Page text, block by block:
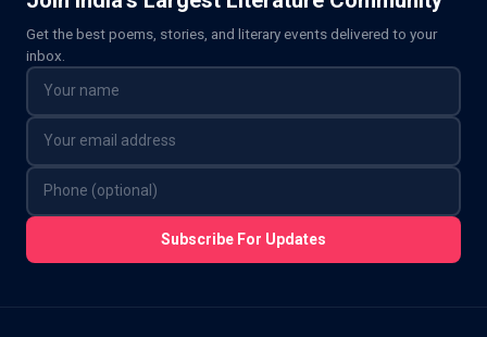
Get the best poems, stories, and literary events delivered to your
inbox.
Subscribe For Updates